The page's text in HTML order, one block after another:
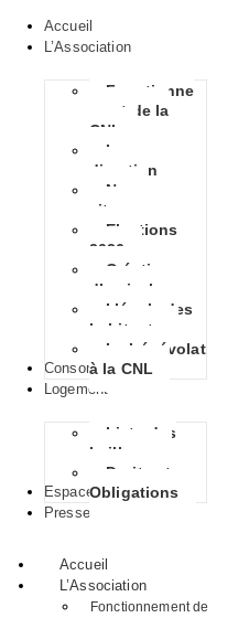
Accueil
L’Association
Fonctionne
ment de la
CNL
La
direction
Nous
situer
Elections
2026
Création
d’amicales
L’école des
habitants
Le bénévolat
à la CNL
Consommation
Logement
Liste des
bailleurs
Droits et
Obligations
Espace Habitants
Presse
Accueil
L’Association
Fonctionnement de